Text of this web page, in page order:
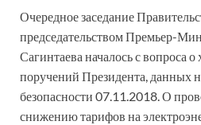
Очередное заседание
председательством Премьер-
Сагинтаева началось с вопроса
поручений Президента, данных
безопасности 07.11.2018. О
снижению тарифов на